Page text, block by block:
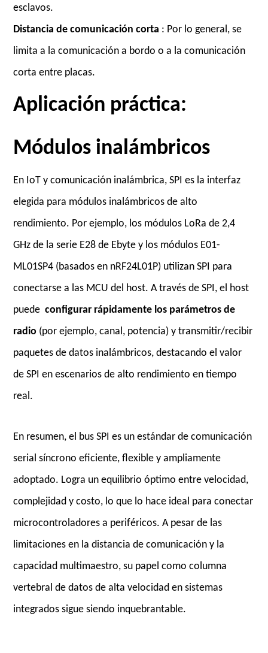
esclavos.
Distancia de comunicación corta : Por lo general, se
limita a la comunicación a bordo o a la comunicación
corta entre placas.
Aplicación práctica:
Módulos inalámbricos
En IoT y comunicación inalámbrica, SPI es la interfaz
elegida para módulos inalámbricos de alto
rendimiento. Por ejemplo, los módulos LoRa de 2,4
GHz de la serie E28 de Ebyte y los módulos E01-
ML01SP4 (basados en nRF24L01P) utilizan SPI para
conectarse a las MCU del host. A través de SPI, el host
puedeconfigurar rápidamente los parámetros de
radio (por ejemplo, canal, potencia) y transmitir/recibir
paquetes de datos inalámbricos, destacando el valor
de SPI en escenarios de alto rendimiento en tiempo
real.
En resumen, el bus SPI es un estándar de comunicación
serial síncrono eficiente, flexible y ampliamente
adoptado. Logra un equilibrio óptimo entre velocidad,
complejidad y costo, lo que lo hace ideal para conectar
microcontroladores a periféricos. A pesar de las
limitaciones en la distancia de comunicación y la
capacidad multimaestro, su papel como columna
vertebral de datos de alta velocidad en sistemas
integrados sigue siendo inquebrantable.